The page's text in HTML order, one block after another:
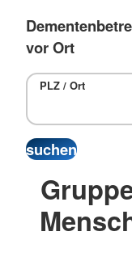
vor Ort
PLZ / Ort